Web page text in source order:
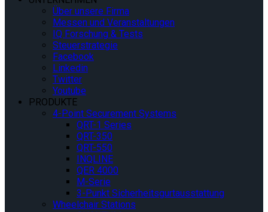
Über unsere Firma
Messen und Veranstaltungen
IQ Forschung & Tests
Steuerstrategie
Facebook
Linkedin
Twitter
Youtube
PRODUKTE
4-Point Securement Systems
QRT-1 Series
QRT-350
QRT-550
INQLINE
QER 4000
M-Serie
3-Punkt Sicherheitsgurtausstattung
Wheelchair Stations